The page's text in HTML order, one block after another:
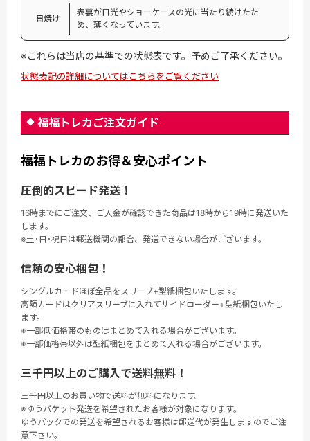
日焼け
表裏が日光やショーケースの光に当たり続けたた
め、薄くなっています。
※これらは当店の基準での状態表です。予めご了承ください。
状態表記の詳細についてはこちらをご覧ください
福福トレカご注文ガイド
福福トレカのお得＆安心ポイント
圧倒的スピード発送！
16時までにご注文、ご入金が確認できた商品は18時から19時に発送いた
します。
※土･日･祝日は郵送機関の都合、発送できない場合がございます。
信頼の安心梱包！
シングルカードほぼ全品をスリーブ+型紙梱包いたします。
高額カードはクリアスリーブに入れてサイドローダー+型紙梱包いたし
ます。
※一部低価格帯のものはまとめて入れる場合がございます。
※一部価格帯以外は型紙梱包をまとめて入れる場合がございます。
三千円以上のご購入で送料無料！
三千円以上のお買い物で送料が無料になります。
※ゆうパケット発送を希望されたお客様が対象になります。
ゆうパックでの発送を希望されるお客様は郵送代が発生しますのでご注
意下さい。